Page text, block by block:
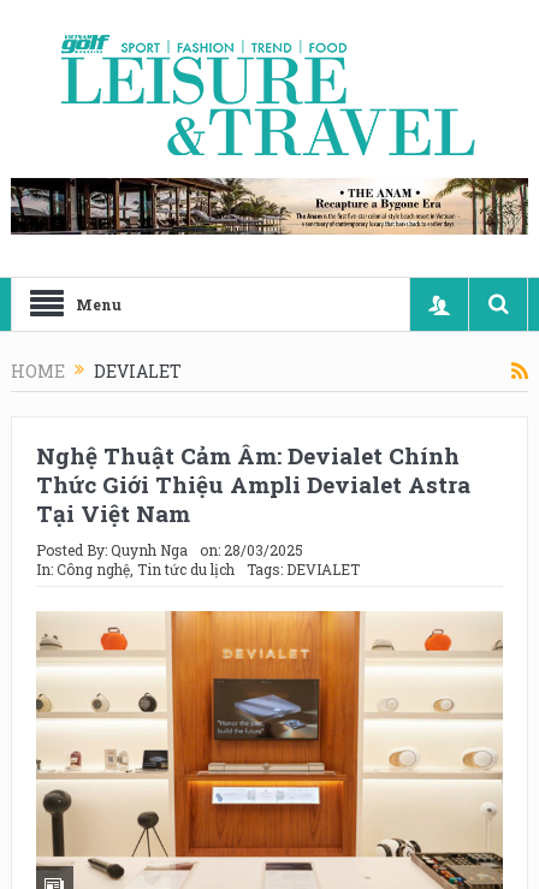
Menu
HOME DEVIALET
Nghệ Thuật Cảm Âm: Devialet Chính
Thức Giới Thiệu Ampli Devialet Astra
Tại Việt Nam
Posted By:Quynh Nga on: 28/03/2025
In:Công nghệ, Tin tức du lịch Tags: DEVIALET